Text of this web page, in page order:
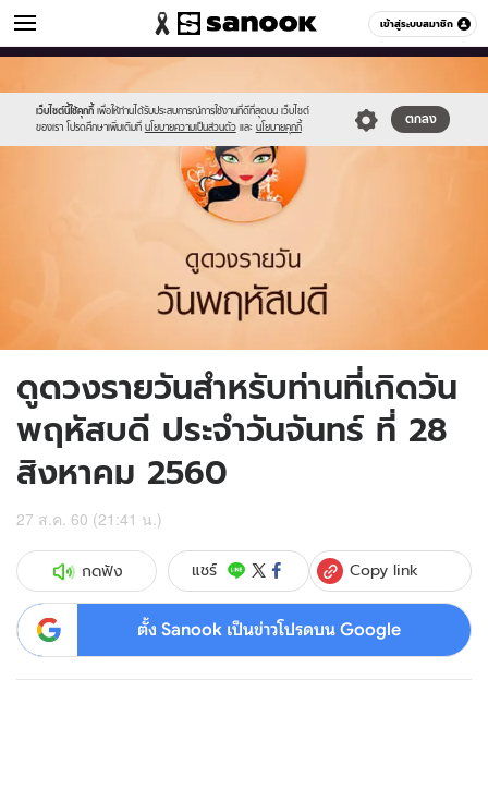
เข้าสู่ระบบสมาชิก
ดูดวง หมวดอื่นๆ
เว็บไซต์นี้ใช้คุกกี้ เพื่อให้ท่านได้รับประสบการณ์การใช้งานที่ดีที่สุดบน เว็บไซต์
ของเรา โปรดศึกษาเพิ่มเติมที่ นโยบายความเป็นส่วนตัว และ นโยบายคุกกี้
ตกลง
//s.isanook.com/sr/0/images/logo-
new-
sanook.png
//s.isanook.com/ho/0/ud/fxd/day/5_thu.jpg
ดูดวงรายวันสำหรับท่านที่เกิดวัน
พฤหัสบดี ประจำวันจันทร์ ที่ 28
สิงหาคม 2560
27 ส.ค. 60 (21:41 น.)
กดฟัง แชร์ Copy link
ตั้ง Sanook เป็นข่าวโปรดบน Google